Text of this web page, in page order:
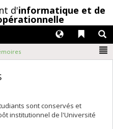
d'informatique et de
Liens
Langues
sont conservés et
institutionnel de l'Université